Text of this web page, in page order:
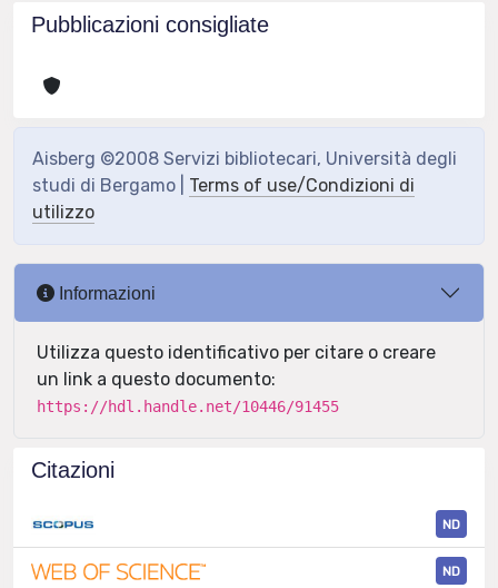
Pubblicazioni consigliate
Aisberg ©2008 Servizi bibliotecari, Università degli
studi di Bergamo | Terms of use/Condizioni di
utilizzo
Informazioni
Utilizza questo identificativo per citare o creare
un link a questo documento:
https://hdl.handle.net/10446/91455
Citazioni
ND
ND